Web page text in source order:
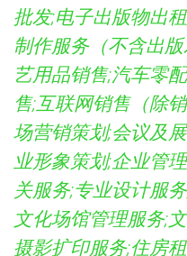
批发;电子出版物出
制作服务（不含出
艺用品销售;汽车零
售;互联网销售（除
场营销策划;会议及
业形象策划;企业管
关服务;专业设计服
文化场馆管理服务;
摄影扩印服务;住房